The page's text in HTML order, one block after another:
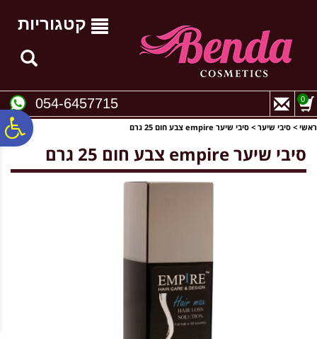
נגישות
קטגוריות
054-6457715 0
ראשי > סיבי שיער > סיבי שיער empire צבע חום 25 גרם
סיבי שיער empire צבע חום 25 גרם